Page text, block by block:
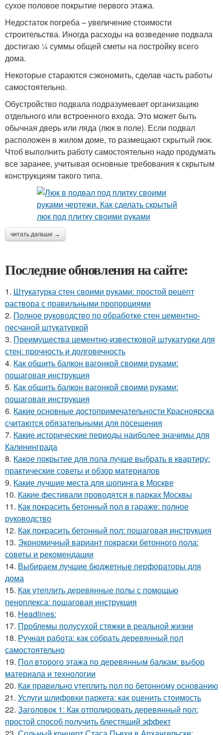
сухое половое покрытие первого этажа.
Недостаток погреба – увеличение стоимости
строительства. Иногда расходы на возведение подвала
достигаю ¼ суммы общей сметы на постройку всего
дома.
Некоторые стараются сэкономить, сделав часть работы
самостоятельно.
Обустройство подвала подразумевает организацию
отдельного или встроенного входа. Это может быть
обычная дверь или ляда (люк в поле). Если подвал
расположен в жилом доме, то размещают скрытый люк.
Чтоб выполнить работу самостоятельно надо продумать
все заранее, учитывая основные требования к скрытым
конструкциям такого типа.
читать дальше →
Последние обновления на сайте:
1. Штукатурка стен своими руками: простой рецепт
раствора с правильными пропорциями
2. Полное руководство по обработке стен цементно-
песчаной штукатуркой
3. Преимущества цементно-известковой штукатурки для
стен: прочность и долговечность
4. Как обшить балкон вагонкой своими руками:
пошаговая инструкция
5. Как обшить балкон вагонкой своими руками:
пошаговая инструкция
6. Какие основные достопримечательности Красноярска
считаются обязательными для посещения
7. Какие исторические периоды наиболее значимы для
Калининграда
8. Какое покрытие для пола лучше выбрать в квартиру:
практические советы и обзор материалов
9. Какие лучшие места для шопинга в Москве
10. Какие фестивали проводятся в парках Москвы
11. Как покрасить бетонный пол в гараже: полное
руководство
12. Как покрасить бетонный пол: пошаговая инструкция
13. Экономичный вариант покраски бетонного пола:
советы и рекомендации
14. Выбираем лучшие бюджетные перфораторы для
дома
15. Как утеплить деревянные полы с помощью
пеноплекса: пошаговая инструкция
16. Headlines:
17. Проблемы полусухой стяжки в реальной жизни
18. Ручная работа: как собрать деревянный пол
самостоятельно
19. Пол второго этажа по деревянным балкам: выбор
материала и технологии
20. Как правильно утеплить пол по бетонному основанию
21. Услуги шлифовки паркета: как оценить стоимость
22. Заголовок 1: Как отполировать деревянный пол:
простой способ получить блестящий эффект